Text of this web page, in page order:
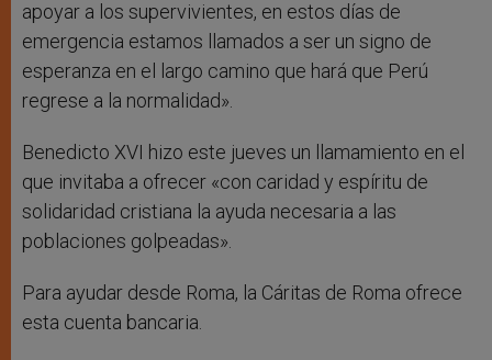
apoyar a los supervivientes, en estos días de
emergencia estamos llamados a ser un signo de
esperanza en el largo camino que hará que Perú
regrese a la normalidad».
Benedicto XVI hizo este jueves un llamamiento en el
que invitaba a ofrecer «con caridad y espíritu de
solidaridad cristiana la ayuda necesaria a las
poblaciones golpeadas».
Para ayudar desde Roma, la Cáritas de Roma ofrece
esta cuenta bancaria.